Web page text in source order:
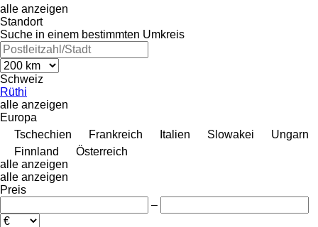
alle anzeigen
Standort
Suche in einem bestimmten Umkreis
Schweiz
Rüthi
alle anzeigen
Europa
Tschechien
Frankreich Italien Slowakei
Ungarn
Finnland
Österreich
alle anzeigen
alle anzeigen
Preis
–